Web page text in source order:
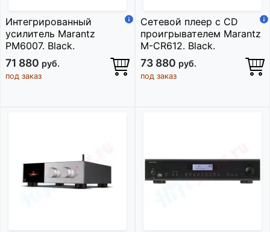
Интегрированный
усилитель Marantz
PM6007. Black.
71 880 руб.
под заказ
Сетевой плеер c CD
проигрывателем Marantz
M-CR612. Black.
73 880 руб.
под заказ